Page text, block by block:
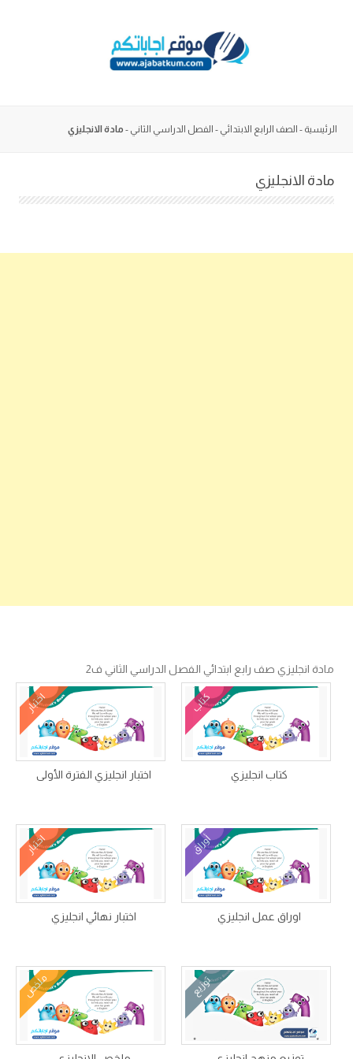
الرئيسية - الصف الرابع الابتدائي - الفصل الدراسي الثاني - مادة الانجليزي
مادة الانجليزي
مادة انجليزي صف رابع ابتدائي الفصل الدراسي الثاني ف2
كتاب
كتاب انجليزي
اختبار
اختبار انجليزي الفترة الأولى
أوراق
اوراق عمل انجليزي
اختبار
اختبار نهائي انجليزي
توزيع ملخص